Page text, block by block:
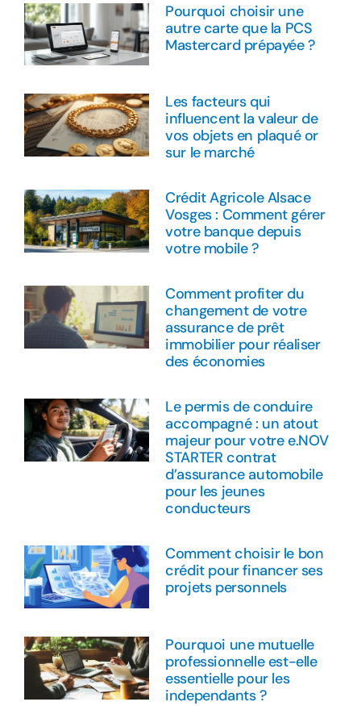
Pourquoi choisir une
autre carte que la PCS
Mastercard prépayée ?
Les facteurs qui
influencent la valeur de
vos objets en plaqué or
sur le marché
Crédit Agricole Alsace
Vosges : Comment gérer
votre banque depuis
votre mobile ?
Comment profiter du
changement de votre
assurance de prêt
immobilier pour réaliser
des économies
Le permis de conduire
accompagné : un atout
majeur pour votre e.NOV
STARTER contrat
d’assurance automobile
pour les jeunes
conducteurs
Comment choisir le bon
crédit pour financer ses
projets personnels
Pourquoi une mutuelle
professionnelle est-elle
essentielle pour les
independants ?